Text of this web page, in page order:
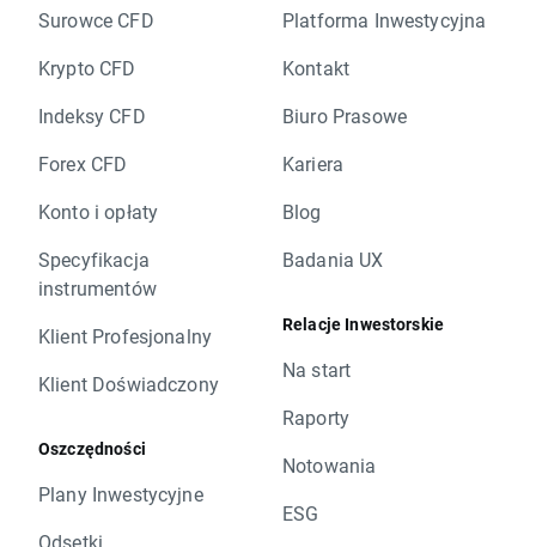
Surowce CFD
Krypto CFD
Indeksy CFD
Forex CFD
Konto i opłaty
Specyfikacja
instrumentów
Klient Profesjonalny
Klient Doświadczony
Oszczędności
Plany Inwestycyjne
Odsetki
Platforma Inwestycyjna
Kontakt
Biuro Prasowe
Kariera
Blog
Badania UX
Relacje Inwestorskie
Na start
Raporty
Notowania
ESG